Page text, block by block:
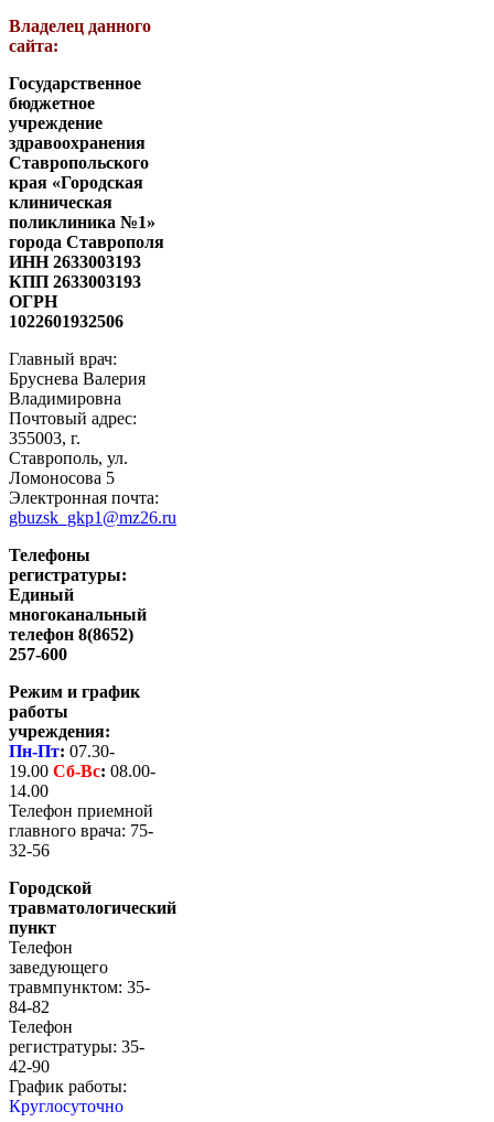
Владелец данного
сайта:
Государственное
бюджетное
учреждение
здравоохранения
Ставропольского
края «Городская
клиническая
поликлиника №1»
города Ставрополя
ИНН 2633003193
КПП 2633003193
ОГРН
1022601932506
Главный врач:
Бруснева Валерия
Владимировна
Почтовый адрес:
355003, г.
Ставрополь, ул.
Ломоносова 5
Электронная почта:
gbuzsk_gkp1@mz26.ru
Телефоны
регистратуры:
Единый
многоканальный
телефон 8(8652)
257-600
Режим и график
работы
учреждения:
Пн-Пт: 07.30-
19.00 Сб-Вс: 08.00-
14.00
Телефон приемной
главного врача: 75-
32-56
Городской
травматологический
пункт
Телефон
заведующего
травмпунктом: 35-
84-82
Телефон
регистратуры: 35-
42-90
График работы:
Круглосуточно